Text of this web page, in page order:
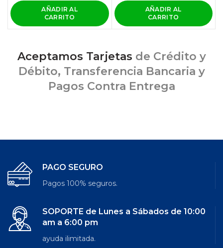
AÑADIR AL
CARRITO
AÑADIR AL
CARRITO
Aceptamos Tarjetas de Crédito y
Débito, Transferencia Bancaria y
Pagos Contra Entrega
PAGO SEGURO
Pagos 100% seguros.
SOPORTE de Lunes a Sábados de 10:00
am a 6:00 pm
ayuda ilimitada.